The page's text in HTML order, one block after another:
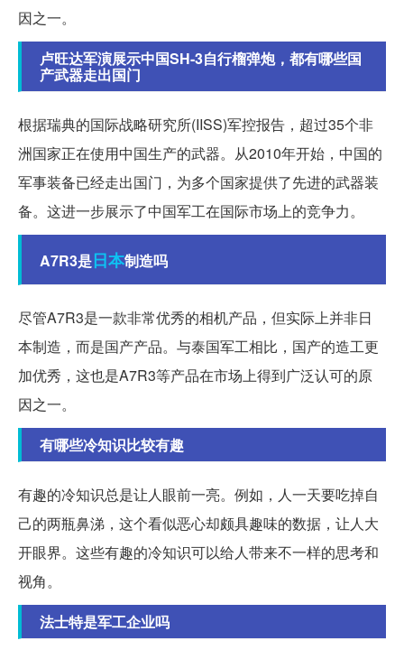
因之一。
卢旺达军演展示中国SH-3自行榴弹炮，都有哪些国
产武器走出国门
根据瑞典的国际战略研究所(IISS)军控报告，超过35个非
洲国家正在使用中国生产的武器。从2010年开始，中国的
军事装备已经走出国门，为多个国家提供了先进的武器装
备。这进一步展示了中国军工在国际市场上的竞争力。
A7R3是日本制造吗
尽管A7R3是一款非常优秀的相机产品，但实际上并非日
本制造，而是国产产品。与泰国军工相比，国产的造工更
加优秀，这也是A7R3等产品在市场上得到广泛认可的原
因之一。
有哪些冷知识比较有趣
有趣的冷知识总是让人眼前一亮。例如，人一天要吃掉自
己的两瓶鼻涕，这个看似恶心却颇具趣味的数据，让人大
开眼界。这些有趣的冷知识可以给人带来不一样的思考和
视角。
法士特是军工企业吗